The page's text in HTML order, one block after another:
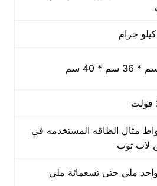
واط مثال الطاقه المستخدمه في
لاب توب
ملي حتى تسعمائة ملي